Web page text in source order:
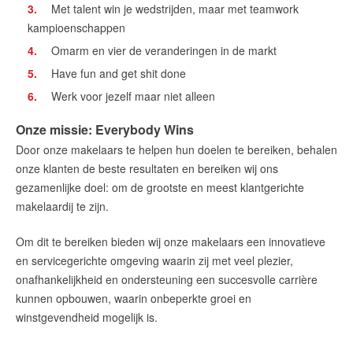
Met talent win je wedstrijden, maar met teamwork
kampioenschappen
Omarm en vier de veranderingen in de markt
Have fun and get shit done
Werk voor jezelf maar niet alleen
Onze missie: Everybody Wins
Door onze makelaars te helpen hun doelen te bereiken, behalen
onze klanten de beste resultaten en bereiken wij ons
gezamenlijke doel: om de grootste en meest klantgerichte
makelaardij te zijn.
Om dit te bereiken bieden wij onze makelaars een innovatieve
en servicegerichte omgeving waarin zij met veel plezier,
onafhankelijkheid en ondersteuning een succesvolle carrière
kunnen opbouwen, waarin onbeperkte groei en
winstgevendheid mogelijk is.